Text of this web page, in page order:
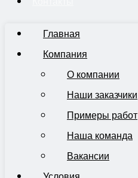
Главная
Компания
О компании
Наши заказчики
Примеры работ
Наша команда
Вакансии